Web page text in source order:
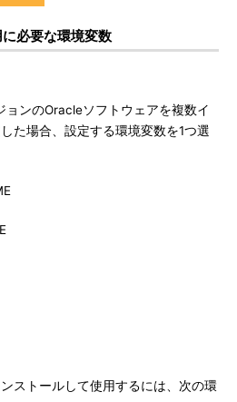
必要な環境変数
ョンのOracleソフトウェアを複数イ
た場合、設定する環境変数を1つ選
ストールして使用するには、次の環